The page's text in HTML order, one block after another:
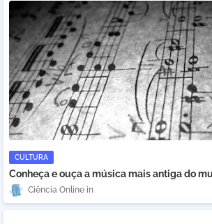
CULTURA
Conheça e ouça a música mais antiga do
Ciência Online